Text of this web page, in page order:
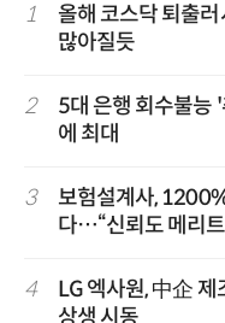
1
올해 코스닥 퇴출
많아질듯
2
5대 은행 회수불
에 최대
3
보험설계사,
다…“신뢰도 메리
4
LG 엑사원, 中企
상생 시동